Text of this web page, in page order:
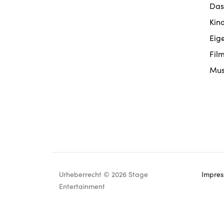
Urheberrecht © 2026 Stage
Entertainment